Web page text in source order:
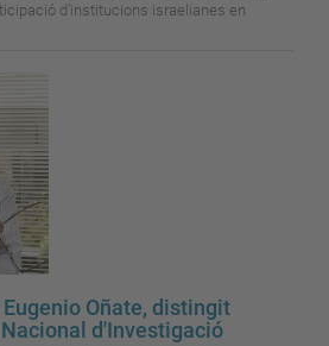
d’institucions israelianes en
Oñate, distingit
d'Investigació